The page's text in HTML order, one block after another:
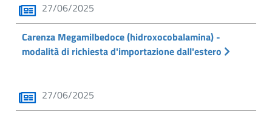
27/06/2025
Carenza Megamilbedoce (hidroxocobalamina) -
modalità di richiesta d'importazione dall'estero
27/06/2025